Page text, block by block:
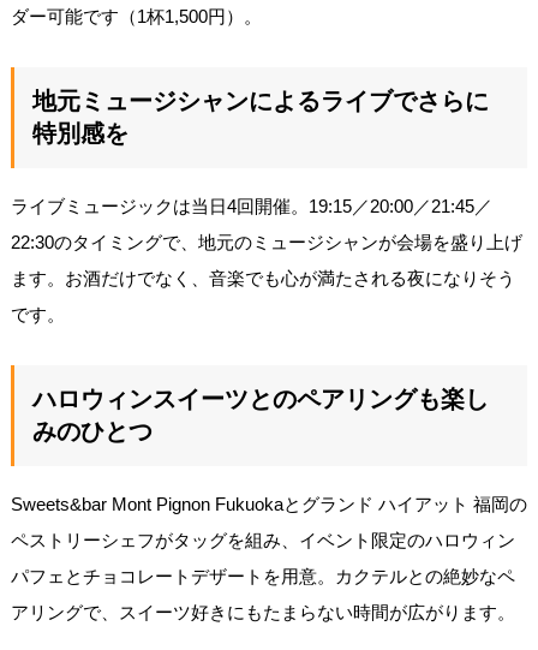
ダー可能です（1杯1,500円）。
地元ミュージシャンによるライブでさらに
特別感を
ライブミュージックは当日4回開催。19:15／20:00／21:45／
22:30のタイミングで、地元のミュージシャンが会場を盛り上げ
ます。お酒だけでなく、音楽でも心が満たされる夜になりそう
です。
ハロウィンスイーツとのペアリングも楽し
みのひとつ
Sweets&bar Mont Pignon Fukuokaとグランド ハイアット 福岡の
ペストリーシェフがタッグを組み、イベント限定のハロウィン
パフェとチョコレートデザートを用意。カクテルとの絶妙なペ
アリングで、スイーツ好きにもたまらない時間が広がります。